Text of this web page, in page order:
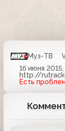
Муз-ТВ
16 июня 2015,
http://
Есть